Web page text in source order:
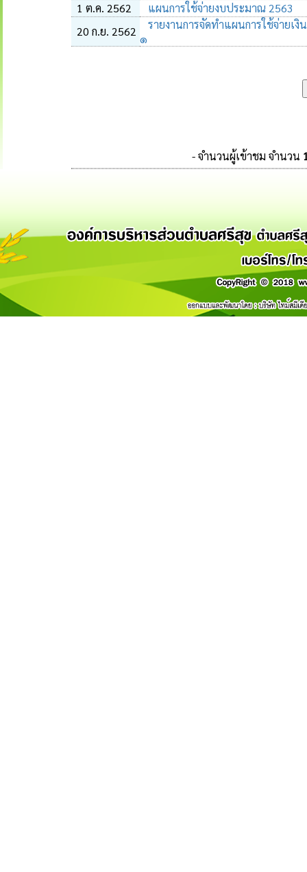
1 ต.ค. 2562
แผนการใช้จ่ายงบประมาณ 2563
20 ก.ย. 2562
รายงานการจัดทำแผนการใช้จ่าย
๑
- จำนวนผู้เข้าชม จำนวน